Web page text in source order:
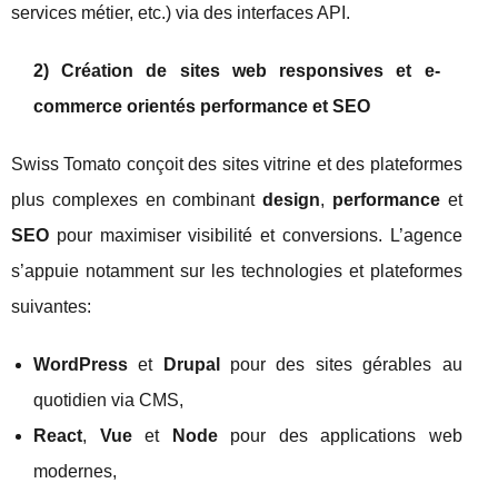
services métier, etc.) via des interfaces API.
2) Création de sites web responsives et e-
commerce orientés performance et SEO
Swiss Tomato conçoit des sites vitrine et des plateformes
plus complexes en combinantdesign, performanceet
SEO pour maximiser visibilité et conversions. L’agence
s’appuie notamment sur les technologies et plateformes
suivantes:
WordPress et Drupal
pour des sites gérables au
quotidien via CMS,
React, Vueet Nodepour des applications web
modernes,